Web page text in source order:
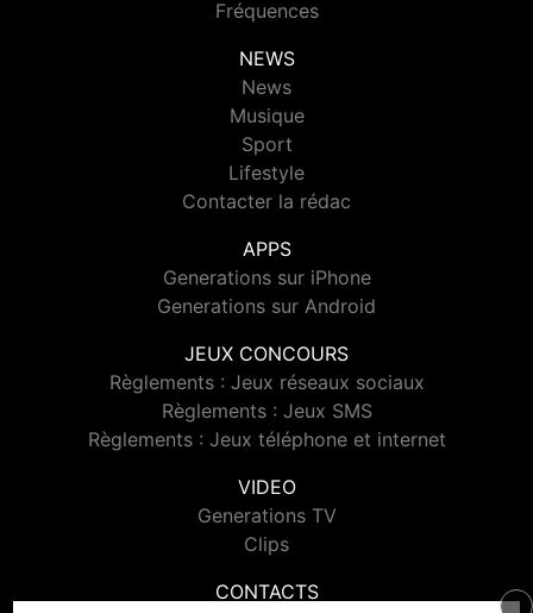
Fréquences
NEWS
News
Musique
Sport
Lifestyle
Contacter la rédac
APPS
Generations sur iPhone
Generations sur Android
JEUX CONCOURS
Règlements : Jeux réseaux sociaux
Règlements : Jeux SMS
Règlements : Jeux téléphone et internet
VIDEO
Generations TV
Clips
CONTACTS